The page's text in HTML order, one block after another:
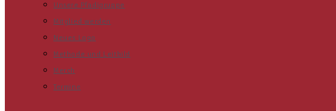
Unsere Pfadigruppe
Mitglied werden
Neues Logo
Methode und Leitbild
Merch
Termine